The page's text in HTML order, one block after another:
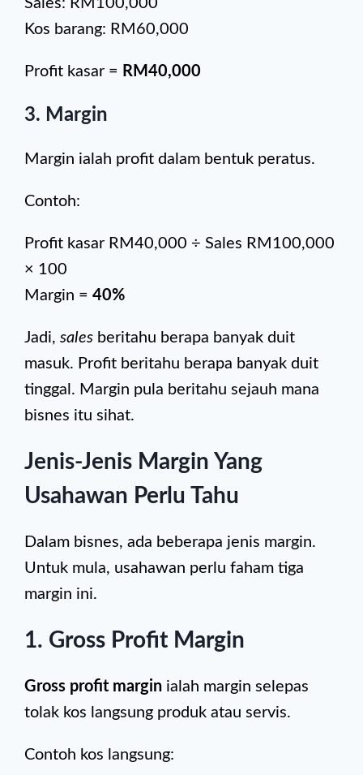
Sales: RM100,000
Kos barang: RM60,000
Profit kasar = RM40,000
3. Margin
Margin ialah profit dalam bentuk peratus.
Contoh:
Profit kasar RM40,000 ÷ Sales RM100,000
× 100
Margin = 40%
Jadi, sales beritahu berapa banyak duit
masuk. Profit beritahu berapa banyak duit
tinggal. Margin pula beritahu sejauh mana
bisnes itu sihat.
Jenis-Jenis Margin Yang
Usahawan Perlu Tahu
Dalam bisnes, ada beberapa jenis margin.
Untuk mula, usahawan perlu faham tiga
margin ini.
1. Gross Profit Margin
Gross profit margin ialah margin selepas
tolak kos langsung produk atau servis.
Contoh kos langsung: